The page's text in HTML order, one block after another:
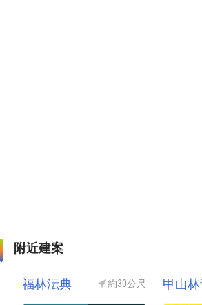
附近建案
福林沄典 約30公尺